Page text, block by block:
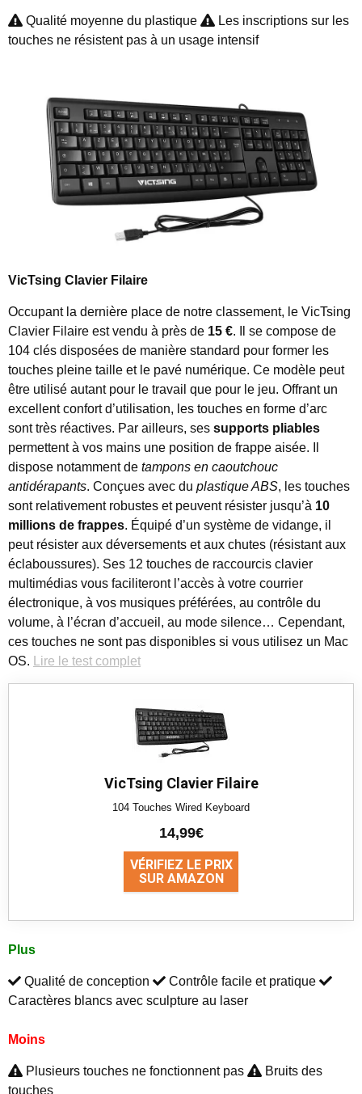
Qualité moyenne du plastique
Les inscriptions sur les
touches ne résistent pas à un usage intensif
VicTsing Clavier Filaire
Occupant la dernière place de notre classement, le VicTsing
Clavier Filaire est vendu à près de 15 €. Il se compose de
104 clés disposées de manière standard pour former les
touches pleine taille et le pavé numérique. Ce modèle peut
être utilisé autant pour le travail que pour le jeu. Offrant un
excellent confort d’utilisation, les touches en forme d’arc
sont très réactives. Par ailleurs, ses supports pliables
permettent à vos mains une position de frappe aisée. Il
dispose notamment de tampons en caoutchouc
antidérapants. Conçues avec du plastique ABS, les touches
sont relativement robustes et peuvent résister jusqu’à 10
millions de frappes. Équipé d’un système de vidange, il
peut résister aux déversements et aux chutes (résistant aux
éclaboussures). Ses 12 touches de raccourcis clavier
multimédias vous faciliteront l’accès à votre courrier
électronique, à vos musiques préférées, au contrôle du
volume, à l’écran d’accueil, au mode silence… Cependant,
ces touches ne sont pas disponibles si vous utilisez un Mac
OS.
Lire le test complet
VicTsing Clavier Filaire
104 Touches Wired Keyboard
14,99€
VÉRIFIEZ LE PRIX
SUR AMAZON
Plus
Qualité de conception
Contrôle facile et pratique
Caractères blancs avec sculpture au laser
Moins
Plusieurs touches ne fonctionnent pas
Bruits des
touches